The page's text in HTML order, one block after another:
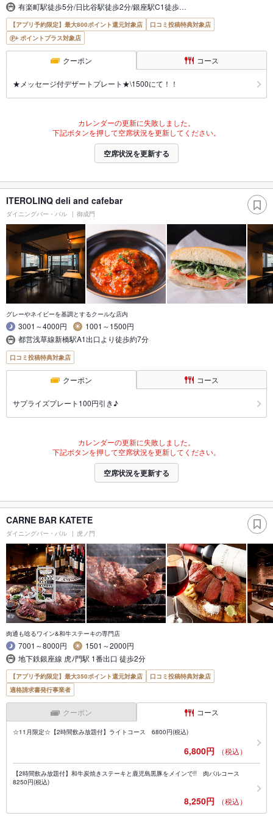
有楽町駅徒歩5分/日比谷駅徒歩2分/銀座駅C1徒歩…
【アプリ予約限定】最大800ポイント還元対象店
口コミ投稿特典対象店
ポイントプラス対象店
クーポン コース
★メッセージ付デザートプレート★\1500にて！！
カレンダーの更新に失敗しました。
下記ボタンを押して空席状況を更新してください。
空席状況を更新する
ITEROLINQ deli and cafebar
ダイニングバー・バル 御成門
グレーやネイビーを基調とするクールな店内
3001～4000円
1001～1500円
都営浅草線新橋駅A1出口より徒歩約7分
口コミ投稿特典対象店
クーポン コース
サプライズプレート100円引き♪
カレンダーの更新に失敗しました。
下記ボタンを押して空席状況を更新してください。
空席状況を更新する
CARNE BAR KATETE
ダイニングバー・バル 虎ノ門
肉通も唸るワイン&和牛ステーキの専門店
7001～8000円
1501～2000円
地下鉄銀座線 虎ﾉ門駅 1番出口 徒歩2分
【アプリ予約限定】最大350ポイント還元対象店
口コミ投稿特典対象店
適格請求書発行事業者
クーポン コース
☆11月限定☆【2時間飲み放題付】ライトコース 6800円(税込)
6,800円 （税込）
【2時間飲み放題付】和牛炭焼きステーキと鹿児島黒豚をメインで!! 肉バルコース
8250円(税込)
8,250円 （税込）